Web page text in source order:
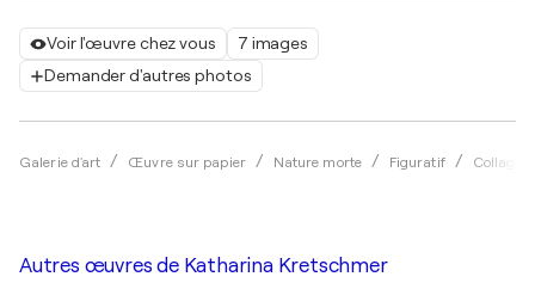
Voir l'œuvre chez vous
7 images
Demander d'autres photos
Galerie d'art Œuvre sur papier Nature morte Figuratif Collage
Autres œuvres de Katharina Kretschmer